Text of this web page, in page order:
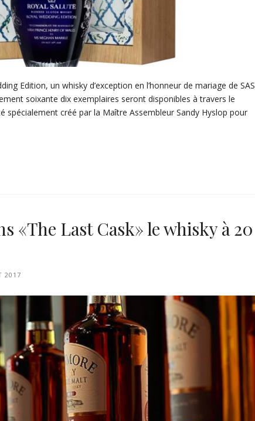
Edition, un whisky d’exception en l’honneur de mariage de SAS
soixante dix exemplaires seront disponibles à travers le
spécialement créé par la Maître Assembleur Sandy Hyslop pour
«The Last Cask» le whisky à 20
2017